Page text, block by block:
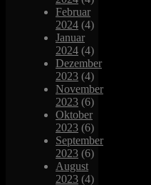
Februar
2024 (4)
Januar
2024 (4)
Dezember
2023 (4)
November
2023 (6)
Oktober
2023 (6)
September
2023 (6)
August
2023 (4)